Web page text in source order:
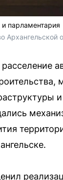
и парламентария
Архангельской
и